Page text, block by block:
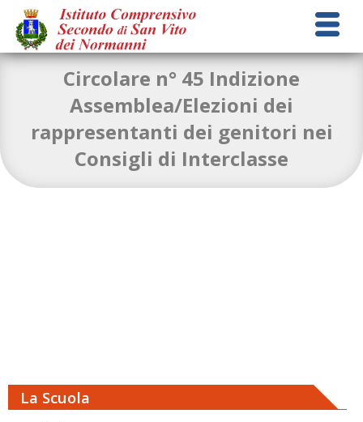
La Scuola
Circolare n° 45 Indizione
Assemblea/Elezioni dei
rappresentanti dei genitori nei
Consigli di Interclasse
circolare-n-45-Indizione-Assemblea-Elezioni-dei-rappresentanti-
dei-genitori-nei-Consigli-di-Interclasse
Download